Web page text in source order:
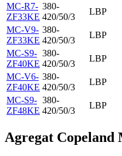
MC-R7-
ZF33KE
380-
420/50/3
LBP
MC-V9-
ZF33KE
380-
420/50/3
LBP
MC-S9-
ZF40KE
380-
420/50/3
LBP
MC-V6-
ZF40KE
380-
420/50/3
LBP
MC-S9-
ZF48KE
380-
420/50/3
LBP
Agregat